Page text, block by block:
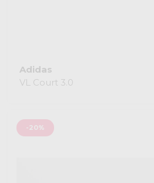
Adidas
VL Court 3.0
-20%